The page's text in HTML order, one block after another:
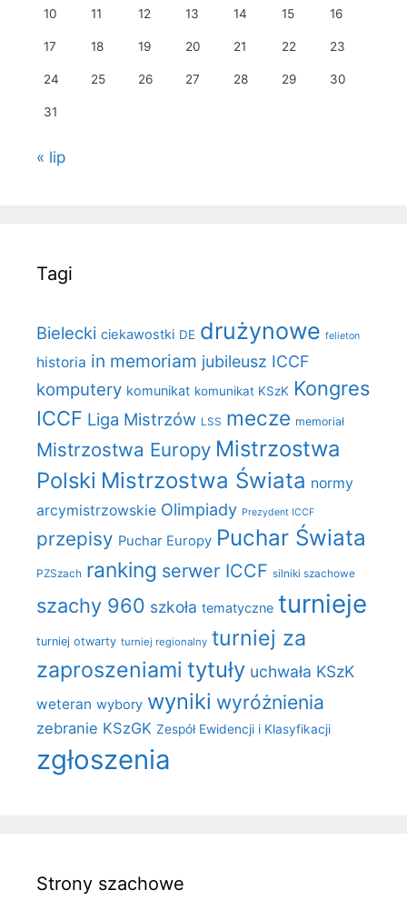
10 11 12 13 14 15 16
17 18 19 20 21 22 23
24 25 26 27 28 29 30
31
« lip
Tagi
Bielecki ciekawostki DE drużynowe felieton
historia in memoriam jubileusz ICCF
komputery komunikat komunikat KSzK Kongres
ICCF Liga Mistrzów LSS mecze memoriał
Mistrzostwa Europy Mistrzostwa
Polski Mistrzostwa Świata normy
arcymistrzowskie Olimpiady Prezydent ICCF
przepisy Puchar Europy Puchar Świata
PZSzach ranking serwer ICCF silniki szachowe
szachy 960 szkoła tematyczne turnieje
turniej otwarty turniej regionalny turniej za
zaproszeniami tytuły uchwała KSzK
weteran wybory wyniki wyróżnienia
zebranie KSzGK Zespół Ewidencji i Klasyfikacji
zgłoszenia
Strony szachowe